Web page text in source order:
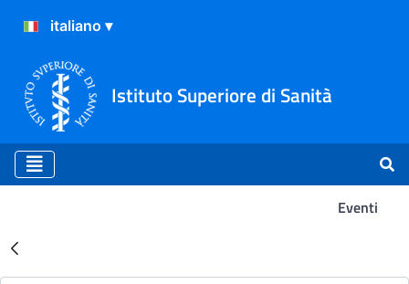
Istituto Superiore di Sanità
Eventi
Risultati della Ricerca -